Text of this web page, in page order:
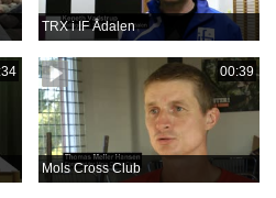
TRX i IF Ådalen
00:39
Mols Cross Club